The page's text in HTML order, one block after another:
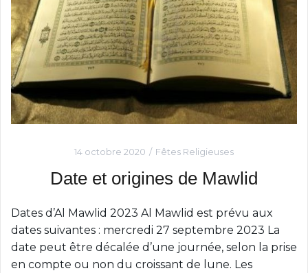
14 octobre 2020 Fêtes Religieuses
Date et origines de Mawlid
Dates d’Al Mawlid 2023 Al Mawlid est prévu aux
dates suivantes : mercredi 27 septembre 2023 La
date peut être décalée d’une journée, selon la prise
en compte ou non du croissant de lune. Les